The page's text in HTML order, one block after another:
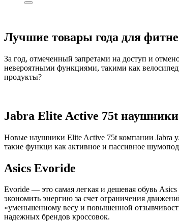
Лучшие товары года для
За год, отмеченный запретами на доступ и
невероятными функциями, такими как
продукты?
Jabra Elite Active 75t наушники
Новые наушники Elite Active 75t компании Jabra
такие функци как активное и пассивное
Asics Evoride
Evoride — это самая легкая и дешевая обувь
экономить энергию за счет ограничения
«уменьшенному весу и повышенной
надежных брендов кроссовок.